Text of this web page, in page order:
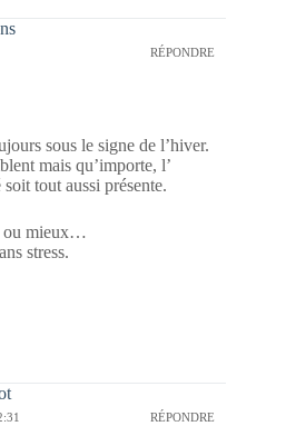
RÉPONDRE
sous le signe de l’hiver.
mais qu’importe, l’
tout aussi présente.
ou mieux…
stress.
RÉPONDRE